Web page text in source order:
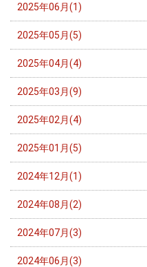
2025年06月(1)
2025年05月(5)
2025年04月(4)
2025年03月(9)
2025年02月(4)
2025年01月(5)
2024年12月(1)
2024年08月(2)
2024年07月(3)
2024年06月(3)